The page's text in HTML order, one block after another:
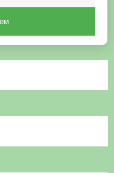
поможем вам